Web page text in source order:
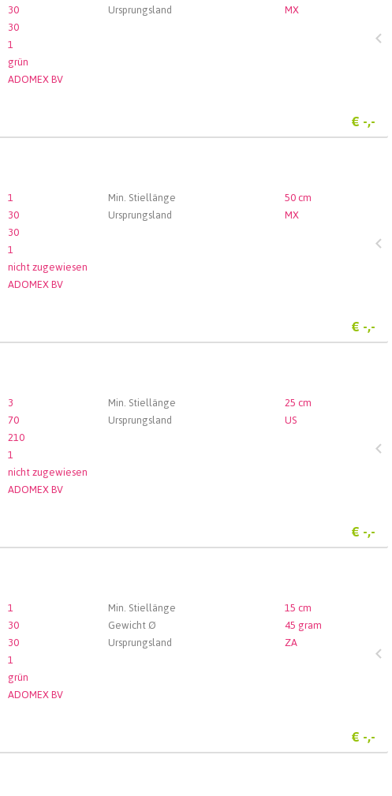
30 Ursprungsland
MX
30
1
grün
ADOMEX BV
€ -,-
1 Min. Stiellänge
50 cm
30 Ursprungsland
MX
30
1
nicht zugewiesen
ADOMEX BV
€ -,-
3 Min. Stiellänge
25 cm
70 Ursprungsland
US
210
1
nicht zugewiesen
ADOMEX BV
€ -,-
1 Min. Stiellänge
15 cm
30 Gewicht Ø
45 gram
30 Ursprungsland
ZA
1
grün
ADOMEX BV
€ -,-